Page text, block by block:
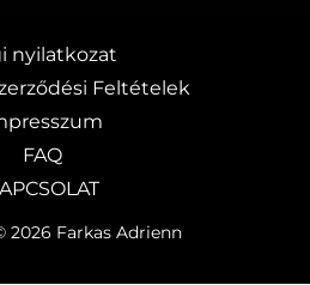
nyilatkozat
Feltételek
FAQ
2026 Farkas Adrienn